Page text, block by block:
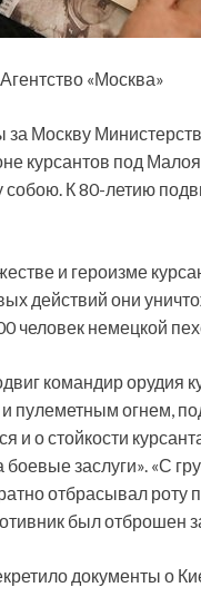
«Москва»
Москву
курсантов под
собою. К 80-летию
и героизме
действий они
человек немецкой
командир
пулеметным огнем,
и о стойкости
заслуги». «С
отбрасывал
был отброшен
документы о